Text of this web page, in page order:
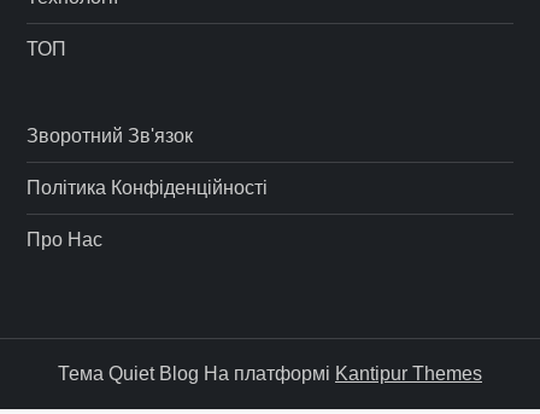
ТОП
Зворотний Зв'язок
Політика Конфіденційності
Про Нас
Тема Quiet Blog На платформі Kantipur Themes